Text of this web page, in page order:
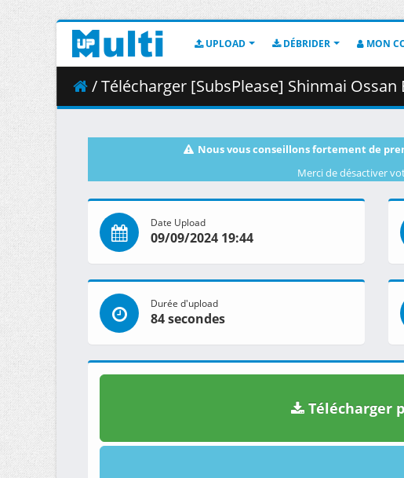
UPLOAD DÉBRIDER MON
/ Télécharger [SubsPlease] Shinmai Ossan
Nous vous conseillons fortement de
Merci de désactiver
Date Upload
09/09/2024 19:44
Durée d'upload
84 secondes
Télécharger